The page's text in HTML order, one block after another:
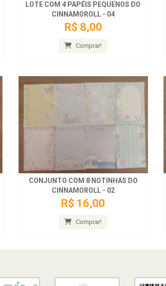
LOTE COM 4 PAPÉIS PEQUENOS DO
CINNAMOROLL - 04
R$ 8,00
Comprar!
CONJUNTO COM 8 NOTINHAS DO
CINNAMOROLL - 02
R$ 16,00
Comprar!